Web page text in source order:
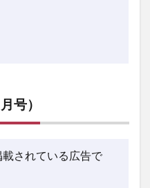
号）
載されている広告で